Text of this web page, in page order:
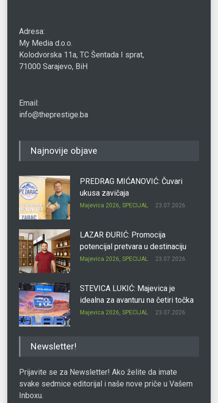
Adresa:
My Media d.o.o.
Kolodvorska 11a, TC Šentada I sprat,
71000 Sarajevo, BiH
Email:
info@theprestige.ba
Najnovije objave
PREDRAG MIĆANOVIĆ: Čuvari
ukusa zavičaja
Majevica 2026, SPECIJAL 23.07.2026.
LAZAR ĐURIĆ: Promocija
potencijal pretvara u destinaciju
Majevica 2026, SPECIJAL 23.07.2026.
STEVICA LUKIĆ: Majevica je
idealna za avanturu na četiri točka
Majevica 2026, SPECIJAL 23.07.2026.
Newsletter!
Prijavite se za Newsletter! Ako želite da imate
svake sedmice editorijal i naše nove priče u Vašem
Inboxu.